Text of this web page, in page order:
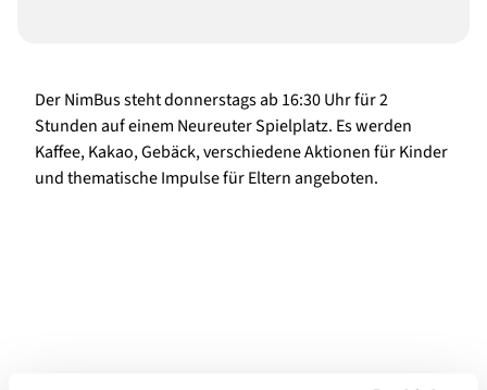
Der NimBus steht donnerstags ab 16:30 Uhr für 2
Stunden auf einem Neureuter Spielplatz. Es werden
Kaffee, Kakao, Gebäck, verschiedene Aktionen für Kinder
und thematische Impulse für Eltern angeboten.